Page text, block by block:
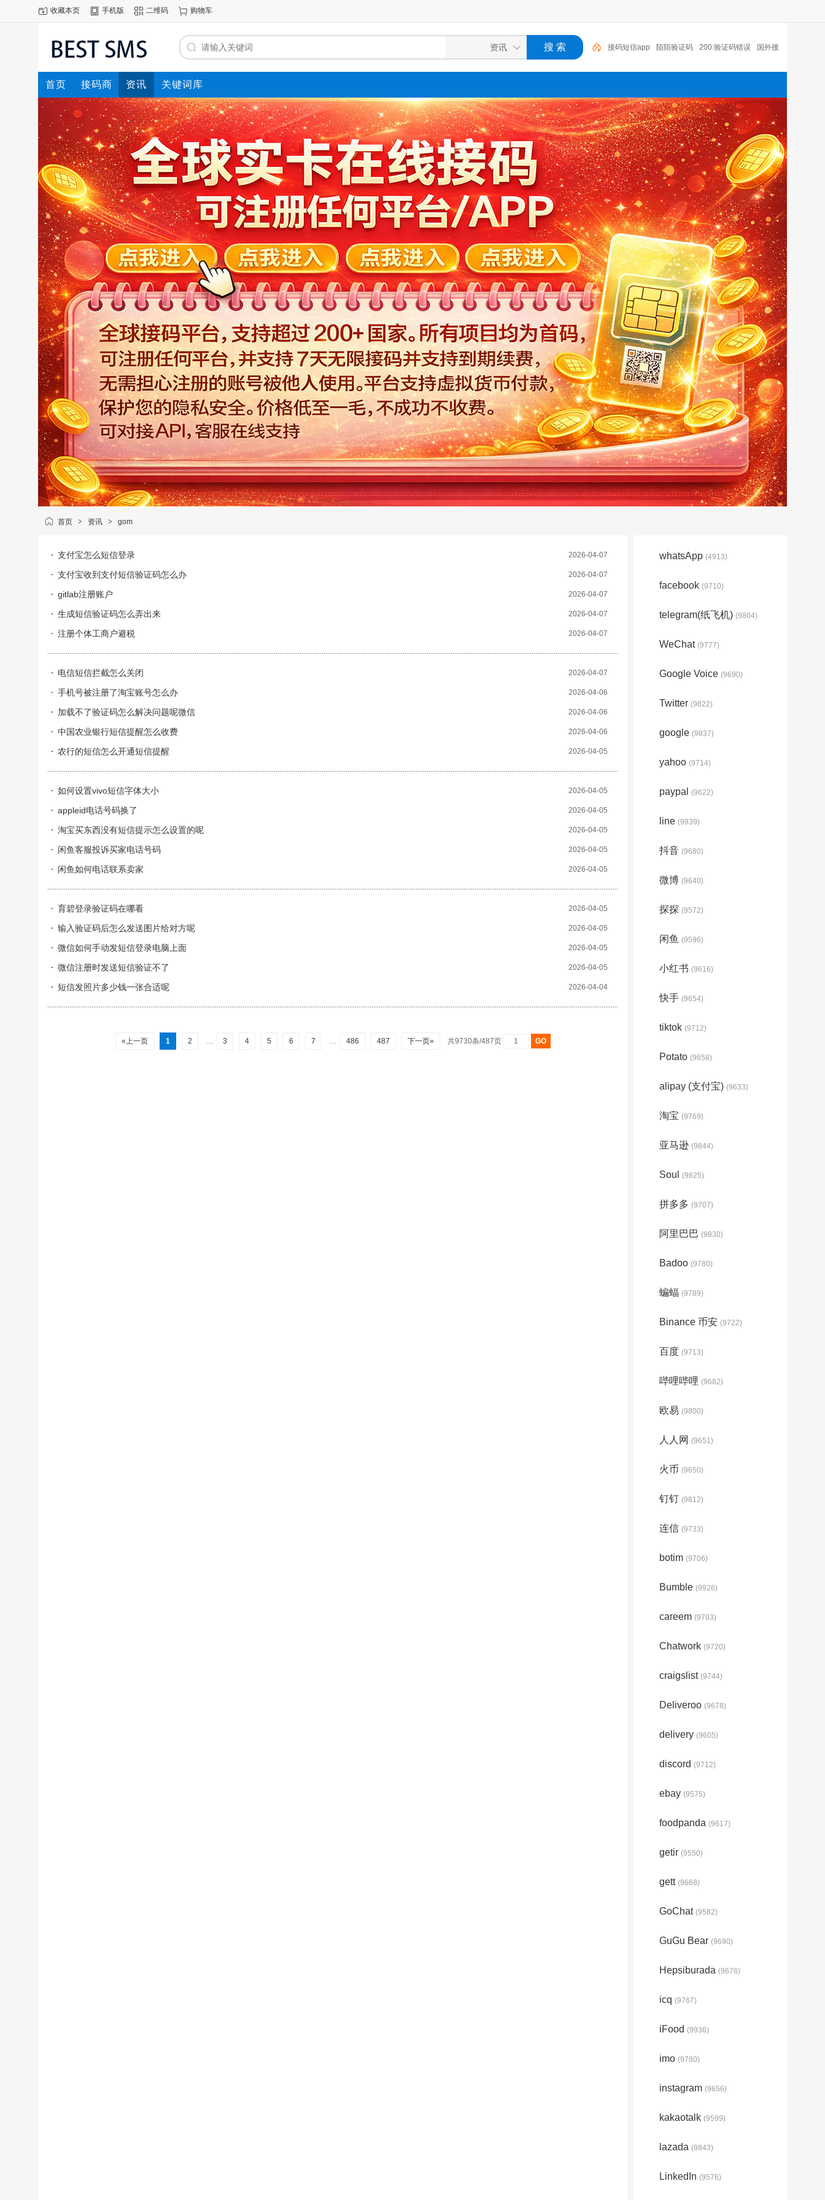
收藏本页 手机版 二维码 购物车
陌陌验证码 200:验证码错误 国外接码软件下载
接码短信平台注册抖音 老年机有没有验证码 语音
验证码收费吗 国外手机号接码网站 探探无法收到验
证码 云短信接码app 接码短信app
首页 接码商 资讯 关键词库
首页 > 资讯 > gom
2026-04-07
支付宝怎么短信登录
2026-04-07
支付宝收到支付短信验证码怎么办
2026-04-07
gitlab注册账户
2026-04-07
生成短信验证码怎么弄出来
2026-04-07
注册个体工商户避税
2026-04-07
电信短信拦截怎么关闭
2026-04-06
手机号被注册了淘宝账号怎么办
2026-04-06
加载不了验证码怎么解决问题呢微信
2026-04-06
中国农业银行短信提醒怎么收费
2026-04-05
农行的短信怎么开通短信提醒
2026-04-05
如何设置vivo短信字体大小
2026-04-05
appleid电话号码换了
2026-04-05
淘宝买东西没有短信提示怎么设置的呢
2026-04-05
闲鱼客服投诉买家电话号码
2026-04-05
闲鱼如何电话联系卖家
2026-04-05
育碧登录验证码在哪看
2026-04-05
输入验证码后怎么发送图片给对方呢
2026-04-05
微信如何手动发短信登录电脑上面
2026-04-05
微信注册时发送短信验证不了
2026-04-04
短信发照片多少钱一张合适呢
«上一页 1 2 … 3 4 5 6 7 … 486 487 下一页» 共9730条/487页
whatsApp (4913)
facebook (9710)
telegram(纸飞机) (9804)
WeChat (9777)
Google Voice (9690)
Twitter (9822)
google (9837)
yahoo (9714)
paypal (9622)
line (9839)
抖音 (9680)
微博 (9640)
探探 (9572)
闲鱼 (9596)
小红书 (9616)
快手 (9654)
tiktok (9712)
Potato (9658)
alipay (支付宝) (9633)
淘宝 (9769)
亚马逊 (9844)
Soul (9825)
拼多多 (9707)
阿里巴巴 (9830)
Badoo (9780)
蝙蝠 (9789)
Binance 币安 (9722)
百度 (9713)
哔哩哔哩 (9682)
欧易 (9800)
人人网 (9651)
火币 (9650)
钉钉 (9812)
连信 (9733)
botim (9706)
Bumble (9926)
careem (9703)
Chatwork (9720)
craigslist (9744)
Deliveroo (9678)
delivery (9605)
discord (9712)
ebay (9575)
foodpanda (9617)
getir (9550)
gett (9668)
GoChat (9582)
GuGu Bear (9690)
Hepsiburada (9676)
icq (9767)
iFood (9936)
imo (9780)
instagram (9656)
kakaotalk (9599)
lazada (9843)
LinkedIn (9576)